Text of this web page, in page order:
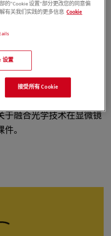
为例，融合光学的一条光
清晰，另外一条光路的高
动脉等邻近的解剖结构都
的3D立体图像。
学技术的显微镜非常关
于融合光学技术在显微镜
。
的“Cookie 设置”部分更改您的同意偏
有关我们实践的更多信息 Cookie
设置
接受所有 Cookie